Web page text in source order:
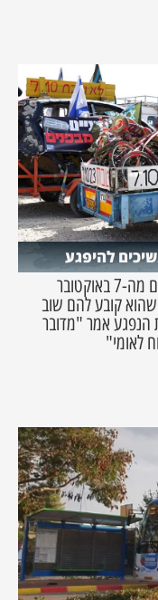
המוסד לביטוח לאומי כופה על נפגעים רבים מה-7 באוקטובר
שהוא קובע להם שוב
הנפגע אמר "מדובר
לאומי"